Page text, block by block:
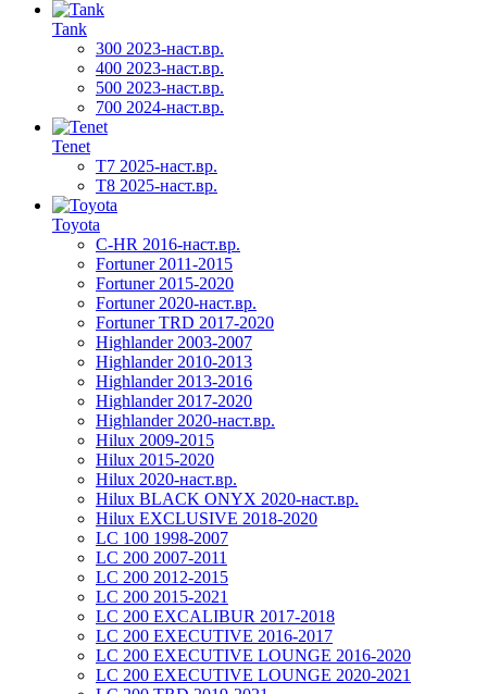
Tank
300 2023-наст.вр.
400 2023-наст.вр.
500 2023-наст.вр.
700 2024-наст.вр.
Tenet
T7 2025-наст.вр.
T8 2025-наст.вр.
Toyota
C-HR 2016-наст.вр.
Fortuner 2011-2015
Fortuner 2015-2020
Fortuner 2020-наст.вр.
Fortuner TRD 2017-2020
Highlander 2003-2007
Highlander 2010-2013
Highlander 2013-2016
Highlander 2017-2020
Highlander 2020-наст.вр.
Hilux 2009-2015
Hilux 2015-2020
Hilux 2020-наст.вр.
Hilux BLACK ONYX 2020-наст.вр.
Hilux EXCLUSIVE 2018-2020
LC 100 1998-2007
LC 200 2007-2011
LC 200 2012-2015
LC 200 2015-2021
LC 200 EXCALIBUR 2017-2018
LC 200 EXECUTIVE 2016-2017
LC 200 EXECUTIVE LOUNGE 2016-2020
LC 200 EXECUTIVE LOUNGE 2020-2021